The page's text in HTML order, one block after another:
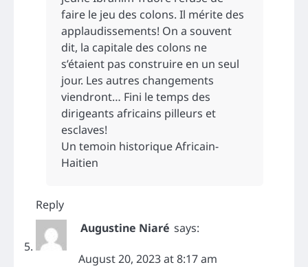
faire le jeu des colons. Il mérite des
applaudissements! On a souvent
dit, la capitale des colons ne
s’étaient pas construire en un seul
jour. Les autres changements
viendront… Fini le temps des
dirigeants africains pilleurs et
esclaves!
Un temoin historique Africain-
Haitien
Reply
Augustine Niaré says:
August 20, 2023 at 8:17 am